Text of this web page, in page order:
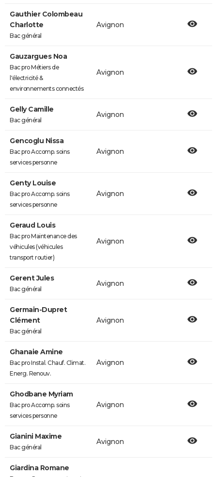
Gauthier Colombeau
Charlotte
Bac général
Avignon
Gauzargues Noa
Bac pro Métiers de
l'électricité &
environnements connectés
Avignon
Gelly Camille
Bac général
Avignon
Gencoglu Nissa
Bac pro Accomp. soins
services personne
Avignon
Genty Louise
Bac pro Accomp. soins
services personne
Avignon
Geraud Louis
Bac pro Maintenance des
véhicules (véhicules
transport routier)
Avignon
Gerent Jules
Bac général
Avignon
Germain-Dupret
Clément
Bac général
Avignon
Ghanaie Amine
Bac pro Instal. Chauf. Climat.
Energ. Renouv.
Avignon
Ghodbane Myriam
Bac pro Accomp. soins
services personne
Avignon
Gianini Maxime
Bac général
Avignon
Giardina Romane